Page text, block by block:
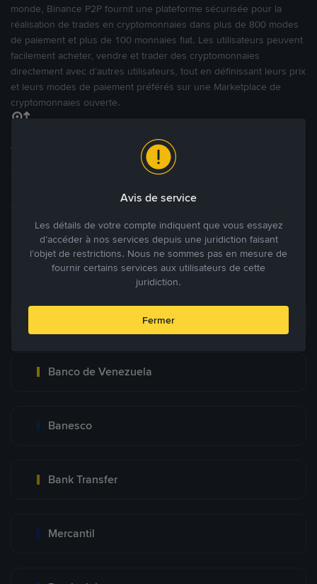
monde, Binance P2P fournit une plateforme sécurisée pour la
réalisation de trades en cryptomonnaies dans plus de 800 modes
de paiement et plus de 100 monnaies fiat. Les utilisateurs peuvent
facilement acheter, vendre et trader des cryptomonnaies
directement avec d’autres utilisateurs, tout en définissant leurs prix
et leurs modes de paiement préférés sur une Marketplace de
cryptomonnaies ouverte.
Tradez à des prix avantageux pour vous
Tradez des cryptos en étant libres d’acheter et de vendre à votre
des annonces commerciales pour fixer vos propres prix.
Blog P2P Voir plus
Principaux modes de paiement
Banco de Venezuela
Banesco
Bank Transfer
Mercantil
Avis de service
Les détails de votre compte indiquent que vous essayez
d’accéder à nos services depuis une juridiction faisant
l’objet de restrictions. Nous ne sommes pas en mesure de
fournir certains services aux utilisateurs de cette
juridiction.
Fermer